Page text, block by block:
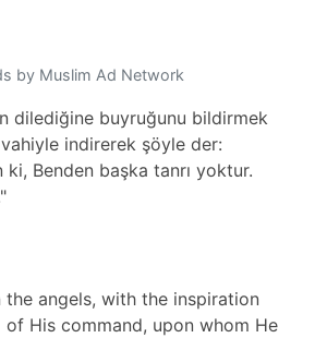
by Muslim Ad Network
dilediğine buyruğunu bildirmek
indirerek şöyle der:
ki, Benden başka tanrı yoktur.
the angels, with the inspiration
of His command, upon whom He